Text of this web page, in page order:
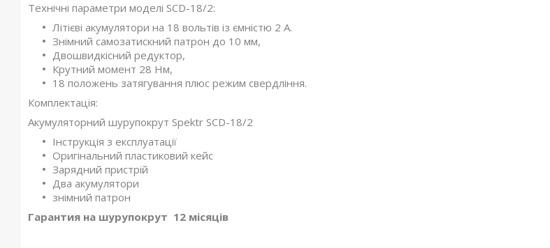
Технічні параметри моделі SCD-18/2:
Літієві акумулятори на 18 вольтів із ємністю 2 А.
Знімний самозатискний патрон до 10 мм,
Двошвидкісний редуктор,
Крутний момент 28 Нм,
18 положень затягування плюс режим свердління.
Комплектація:
Акумуляторний шурупокрут Spektr SCD-18/2
Інструкція з експлуатації
Оригінальний пластиковий кейс
Зарядний пристрій
Два акумулятори
знімний патрон
Гарантия на шурупокрут 12 місяців